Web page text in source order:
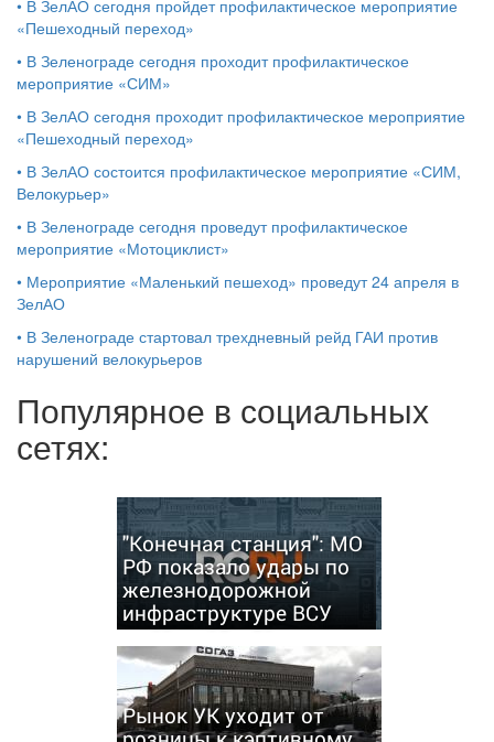
• В ЗелАО сегодня пройдет профилактическое мероприятие
«Пешеходный переход»
• В Зеленограде сегодня проходит профилактическое
мероприятие «СИМ»
• В ЗелАО сегодня проходит профилактическое мероприятие
«Пешеходный переход»
• В ЗелАО состоится профилактическое мероприятие «СИМ,
Велокурьер»
• В Зеленограде сегодня проведут профилактическое
мероприятие «Мотоциклист»
• Мероприятие «Маленький пешеход» проведут 24 апреля в
ЗелАО
• В Зеленограде стартовал трехдневный рейд ГАИ против
нарушений велокурьеров
Популярное в социальных
сетях:
"Конечная станция": МО
РФ показало удары по
железнодорожной
инфраструктуре ВСУ
Рынок УК уходит от